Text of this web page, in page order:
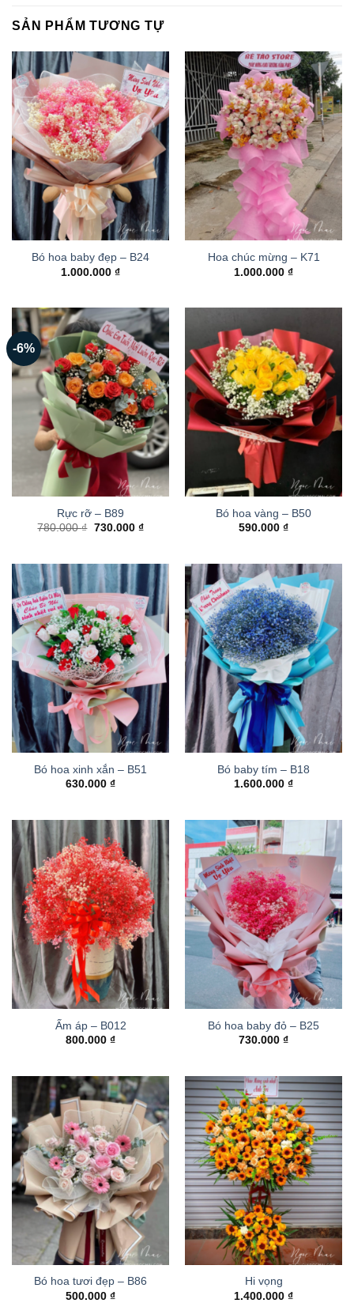
SẢN PHẨM TƯƠNG TỰ
Bó hoa baby đẹp – B24
1.000.000 ₫
Hoa chúc mừng – K71
1.000.000 ₫
-6%
Rực rỡ – B89
780.000₫ Giá
730.000 ₫Giá
730.000 ₫.
Bó hoa vàng – B50
590.000 ₫
Bó hoa xinh xắn – B51
630.000 ₫
Bó baby tím – B18
1.600.000 ₫
Ấm áp – B012
800.000 ₫
Bó hoa baby đỏ – B25
730.000 ₫
Bó hoa tươi đẹp – B86
500.000 ₫
Hi vọng
1.400.000 ₫